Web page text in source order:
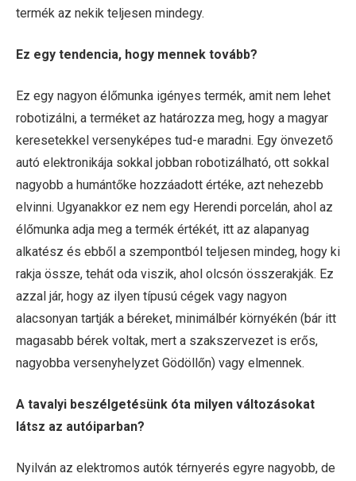
termék az nekik teljesen mindegy.
Ez egy tendencia, hogy mennek tovább?
Ez egy nagyon élőmunka igényes termék, amit nem lehet
robotizálni, a terméket az határozza meg, hogy a magyar
keresetekkel versenyképes tud-e maradni. Egy önvezető
autó elektronikája sokkal jobban robotizálható, ott sokkal
nagyobb a humántőke hozzáadott értéke, azt nehezebb
elvinni. Ugyanakkor ez nem egy Herendi porcelán, ahol az
élőmunka adja meg a termék értékét, itt az alapanyag
alkatész és ebből a szempontból teljesen mindeg, hogy ki
rakja össze, tehát oda viszik, ahol olcsón összerakják. Ez
azzal jár, hogy az ilyen típusú cégek vagy nagyon
alacsonyan tartják a béreket, minimálbér környékén (bár itt
magasabb bérek voltak, mert a szakszervezet is erős,
nagyobba versenyhelyzet Gödöllőn) vagy elmennek.
A tavalyi beszélgetésünk óta milyen változásokat
látsz az autóiparban?
Nyilván az elektromos autók térnyerés egyre nagyobb, de